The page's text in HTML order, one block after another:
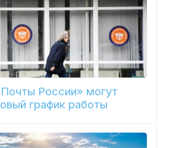
России» могут
график работы